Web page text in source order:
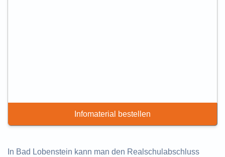
Infomaterial bestellen
In Bad Lobenstein kann man den Realschulabschluss